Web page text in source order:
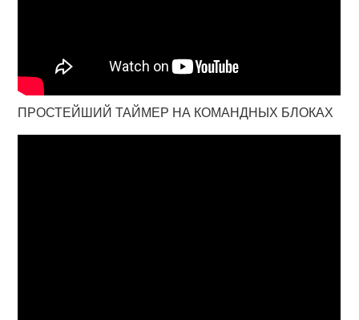
ПРОСТЕЙШИЙ ТАЙМЕР НА КОМАНДНЫХ БЛОКАХ